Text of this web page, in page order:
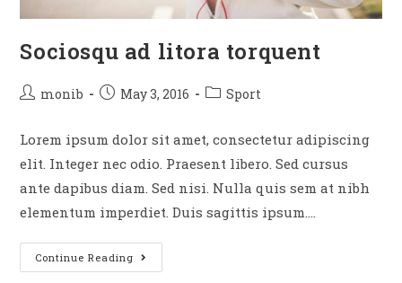
Sociosqu ad litora torquent
monib May 3, 2016 Sport
Lorem ipsum dolor sit amet, consectetur adipiscing
elit. Integer nec odio. Praesent libero. Sed cursus
ante dapibus diam. Sed nisi. Nulla quis sem at nibh
elementum imperdiet. Duis sagittis ipsum.…
Continue Reading